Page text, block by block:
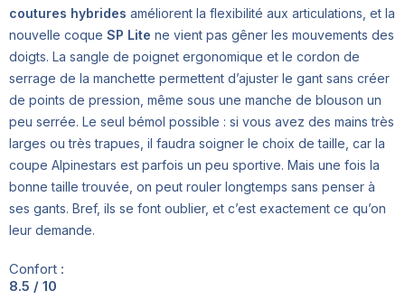
coutures hybrides améliorent la flexibilité aux articulations, et la
nouvelle coque SP Lite ne vient pas gêner les mouvements des
doigts. La sangle de poignet ergonomique et le cordon de
serrage de la manchette permettent d’ajuster le gant sans créer
de points de pression, même sous une manche de blouson un
peu serrée. Le seul bémol possible : si vous avez des mains très
larges ou très trapues, il faudra soigner le choix de taille, car la
coupe Alpinestars est parfois un peu sportive. Mais une fois la
bonne taille trouvée, on peut rouler longtemps sans penser à
ses gants. Bref, ils se font oublier, et c’est exactement ce qu’on
leur demande.
Confort :
8.5 / 10